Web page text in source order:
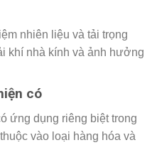
nhiên liệu và tải trọng
khí nhà kính và ảnh hưởng
có
ứng dụng riêng biệt trong
vào loại hàng hóa và